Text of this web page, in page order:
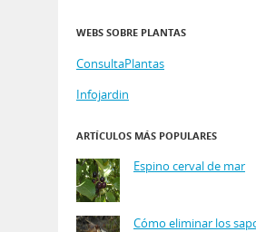
WEBS SOBRE PLANTAS
ConsultaPlantas
Infojardin
ARTÍCULOS MÁS POPULARES
Espino cerval de mar
Cómo eliminar los